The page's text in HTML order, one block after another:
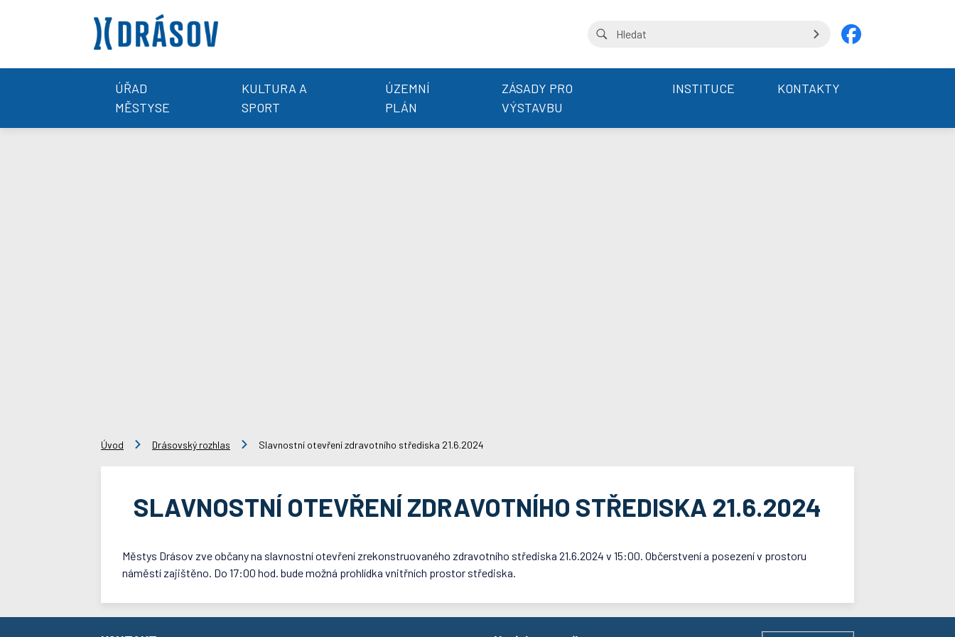
ÚŘAD
MĚSTYSE
KULTURA A
SPORT
ÚZEMNÍ
PLÁN
ZÁSADY PRO
VÝSTAVBU
INSTITUCE KONTAKTY
Úvod Drásovský rozhlas Slavnostní otevření zdravotního střediska 21.6.2024
SLAVNOSTNÍ OTEVŘENÍ ZDRAVOTNÍHO STŘEDISKA 21.6.2024
Městys Drásov zve občany na slavnostní otevření zrekonstruovaného zdravotního střediska 21.6.2024 v 15:00. Občerstvení a posezení v prostoru
náměstí zajištěno. Do 17:00 hod. bude možná prohlídka vnitřních prostor střediska.